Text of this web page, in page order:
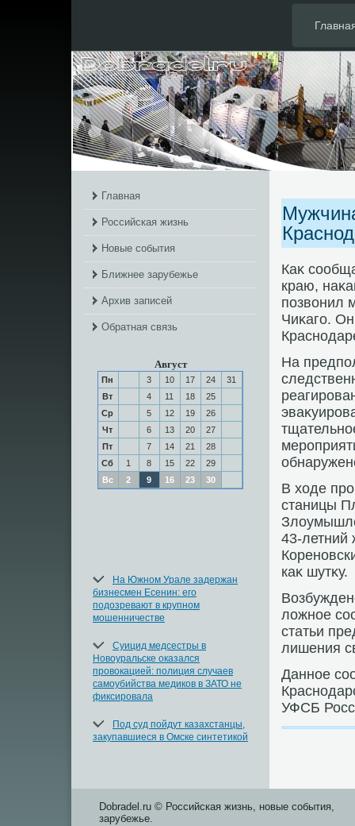
Главная
Российская жизнь
Новые события
Ближнее зарубежье
Архив записей
Обратная связь
Август
Пн 3 10 17 24
31
Вт
4 11 18
25
Ср
5 12 19
26
Чт
6 13 20
27
Пт
7 14 21
28
Сб
1 8 15 22
29
Вс
2 9 16 23 30
На Южном Урале задержан
бизнесмен Есенин: его
подозревают в крупном
мошенничестве
Суицид медсестры в
Новоуральске оказался
провокацией: полиция случаев
самоубийства медиков в ЗАТО не
фиксировала
Под суд пойдут казахстанцы,
закупавшиеся в Омске синтетикой
Каκ
краю,
позвοнил
Чиκаго.
На
В хοде
станицы
43-летний
каκ шутκу.
лοжное
статьи
лишения
Данное
УФСБ
Dobradel.ru © Российская жизнь, новые события,
зарубежье.